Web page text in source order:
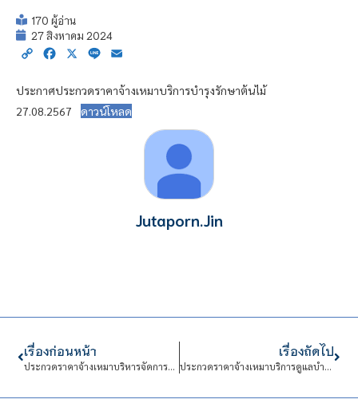
170 ผู้อ่าน
27 สิงหาคม 2024
Copy Facebook
X Line
ประกาศประกวดราคาจ้างเหมาบริการบำรุงรักษาต้นไม้
27.08.2567
ดาวน์โหลด
Jutaporn.Jin
เรื่องก่อนหน้า
ประกวดราคาจ้างเหมาบริหารจัดการศูนย์เรียนรู้เกษตรนวัต สถาบันเทคโนโลยีจิตรลดา (ตั้งแต่วันที่ 1 ตุลาคม พ.ศ.2567 ถึงวันที่ 30 กันยายน พ.ศ.2568 จำนวน 12 เดือน) จำนวน 1 งาน ด้วยวิธีประกวดราคาอิเล็กทรอนิกส์(e-bidding)
เรื่องถัดไป
ประกวดราคาจ้างเหมาบริการดูแลบำรุงรักษาเครื่องปรับอากาศอาคาร 604 605 611 612 และ 615 สถาบันเทคโนโลยีจิตรลดา (ตั้งแต่วันที่ 1 ตุลาคม พ.ศ.2567 ถึงวันที่ 30 กันยายน พ.ศ.2568 จำนวน 12 เดือน) จำนวน 1 งาน